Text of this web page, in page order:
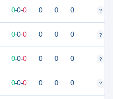
0-0-0 0 0 0 ?
0-0-0 0 0 0 ?
0-0-0 0 0 0 ?
0-0-0 0 0 0 ?